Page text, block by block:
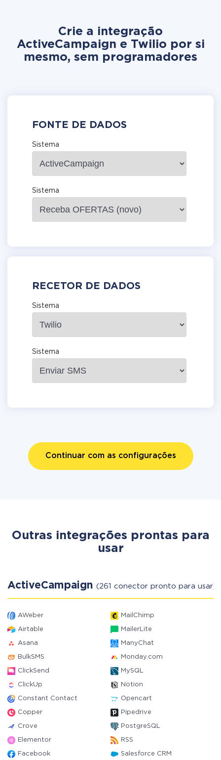
Crie a integração
ActiveCampaign e Twilio por si
mesmo, sem programadores
FONTE DE DADOS
Sistema
Sistema
RECETOR DE DADOS
Sistema
Sistema
Continuar com as configurações
Outras integrações prontas para
usar
ActiveCampaign (261 conector pronto para usar)
AWeber MailChimp
Airtable MailerLite
Asana ManyChat
BulkSMS Monday.com
ClickSend MySQL
ClickUp Notion
Constant Contact Opencart
Copper Pipedrive
Crove PostgreSQL
Elementor RSS
Facebook Salesforce CRM